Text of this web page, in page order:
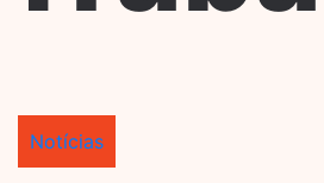
Notícias